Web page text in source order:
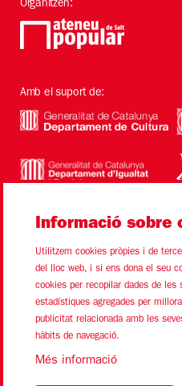
Organitzen:
Amb el suport de:
Sitemap Avís Legal
Informació sobre
Utilitzem cookies pròpies i de
del lloc web, i si ens dona el seu
cookies per recopilar dades de les
estadístiques agregades per
publicitat relacionada amb les
hàbits de navegació.
Més informació